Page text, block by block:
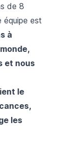
de 8
équipe est
à
et nous
le
les